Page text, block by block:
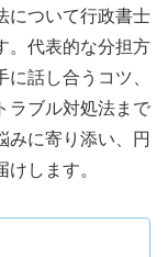
について行政書士
。代表的な分担方
話し合うコツ、
ラブル対処法まで
みに寄り添い、円
します。